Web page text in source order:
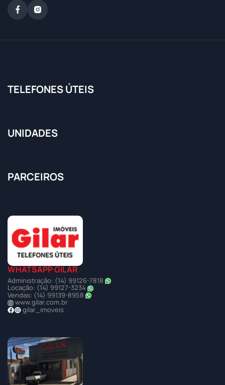
TELEFONES ÚTEIS
UNIDADES
PARCEIROS
WHATSAPP GILAR
Administração: (14) 99126-7818
Locação: (14) 99127-3234
Vendas: (14) 99139-8958
www.gilar.com.br
gilar_imoveis